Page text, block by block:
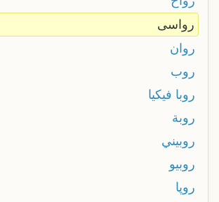
رواسى
روان
روب
روبا فيكيا
روبة
روبيني
روبيو
روپا